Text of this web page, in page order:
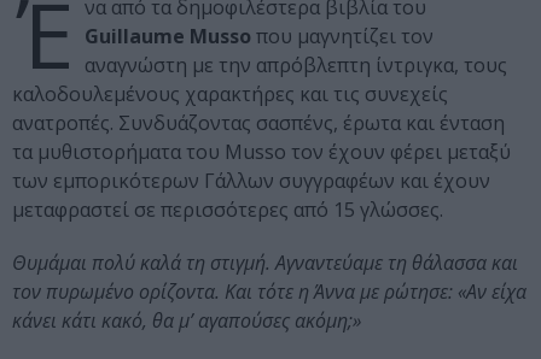
Έ να από τα δημοφιλέστερα βιβλία του
Guillaume Musso που μαγνητίζει τον
αναγνώστη με την απρόβλεπτη ίντριγκα, τους
καλοδουλεμένους χαρακτήρες και τις συνεχείς
ανατροπές. Συνδυάζοντας σασπένς, έρωτα και ένταση
τα μυθιστορήματα του Musso τον έχουν φέρει μεταξύ
των εμπορικότερων Γάλλων συγγραφέων και έχουν
μεταφραστεί σε περισσότερες από 15 γλώσσες.
Θυμάμαι πολύ καλά τη στιγμή. Αγναντεύαμε τη θάλασσα και
τον πυρωμένο ορίζοντα. Και τότε η Άννα με ρώτησε: «Αν είχα
κάνει κάτι κακό, θα μ’ αγαπούσες ακόμη;»